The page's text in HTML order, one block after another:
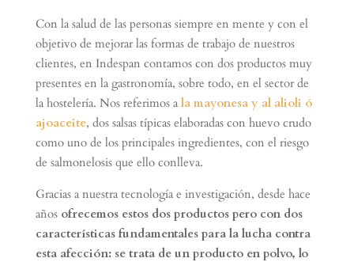
Con la salud de las personas siempre en mente y con el
objetivo de mejorar las formas de trabajo de nuestros
clientes, en Indespan contamos con dos productos muy
presentes en la gastronomía, sobre todo, en el sector de
la hostelería. Nos referimos a la mayonesa y al alioli ó
ajoaceite, dos salsas típicas elaboradas con huevo crudo
como uno de los principales ingredientes, con el riesgo
de salmonelosis que ello conlleva.
Gracias a nuestra tecnología e investigación, desde hace
años ofrecemos estos dos productos pero con dos
características fundamentales para la lucha contra
esta afección: se trata de un producto en polvo, lo